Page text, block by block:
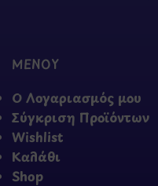
ΜΕΝΟΥ
Ο Λογαριασμός μου
Σύγκριση Προϊόντων
Wishlist
Καλάθι
Shop